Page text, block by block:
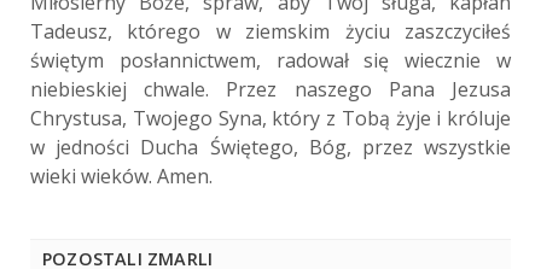
Tadeusz, którego w ziemskim życiu zaszczyciłeś
świętym posłannictwem, radował się wiecznie w
niebieskiej chwale. Przez naszego Pana Jezusa
Chrystusa, Twojego Syna, który z Tobą żyje i króluje
w jedności Ducha Świętego, Bóg, przez wszystkie
wieki wieków. Amen.
POZOSTALI ZMARLI